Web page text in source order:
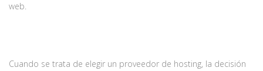
web.
Cuando se trata de elegir un proveedor de hosting, la decisión